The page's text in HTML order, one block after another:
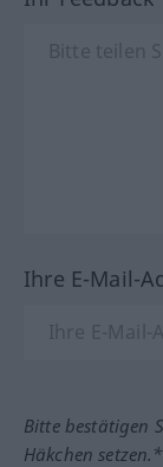
Ihre E-Mail-
Bitte bestätigen
Häkchen setzen.*